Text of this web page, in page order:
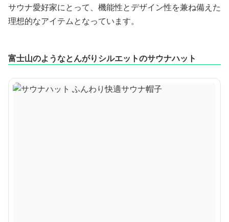
サウナ愛好家にとって、機能性とデザイン性を兼ね備えた
理想的なアイテムとなっています。
富士山のようなとんがりシルエットのサウナハット